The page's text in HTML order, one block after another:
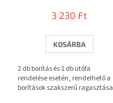
átlagos
5-
ből
csillag.
3 230 Ft
KOSÁRBA
2 db borítás és 1 db ütőfa
rendelése esetén, rendelhető a
borítások szakszerű ragasztása